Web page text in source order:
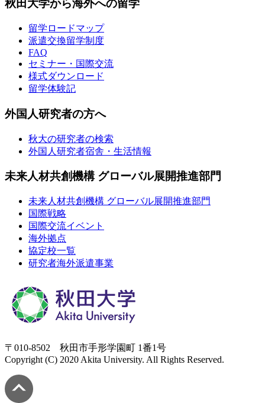
秋田大学から海外への留学
留学ロードマップ
派遣交換留学制度
FAQ
セミナー・国際交流
様式ダウンロード
留学体験記
外国人研究者の方へ
秋大の研究者の検索
外国人研究者宿舎・生活情報
未来人材共創機構 グローバル展開推進部門
未来人材共創機構 グローバル展開推進部門
国際戦略
国際交流イベント
海外拠点
協定校一覧
研究者海外派遣事業
〒010-8502 秋田市手形学園町 1番1号
Copyright (C) 2020 Akita University. All Rights Reserved.